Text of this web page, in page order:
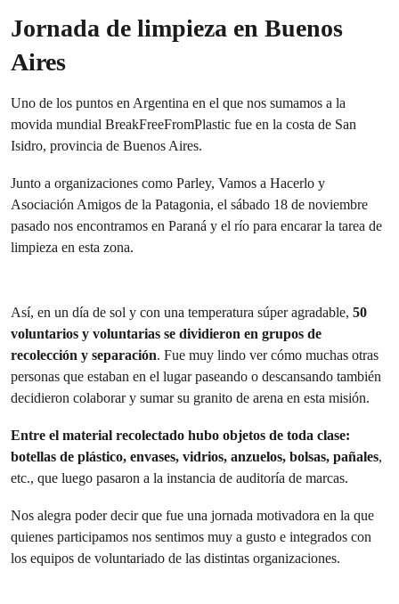
Jornada de limpieza en Buenos
Aires
Uno de los puntos en Argentina en el que nos sumamos a la
movida mundial BreakFreeFromPlastic fue en la costa de San
Isidro, provincia de Buenos Aires.
Junto a organizaciones como Parley, Vamos a Hacerlo y
Asociación Amigos de la Patagonia, el sábado 18 de noviembre
pasado nos encontramos en Paraná y el río para encarar la tarea de
limpieza en esta zona.
Así, en un día de sol y con una temperatura súper agradable, 50
voluntarios y voluntarias se dividieron en grupos de
recolección y separación. Fue muy lindo ver cómo muchas otras
personas que estaban en el lugar paseando o descansando también
decidieron colaborar y sumar su granito de arena en esta misión.
Entre el material recolectado hubo objetos de toda clase:
botellas de plástico, envases, vidrios, anzuelos, bolsas, pañales,
etc., que luego pasaron a la instancia de auditoría de marcas.
Nos alegra poder decir que fue una jornada motivadora en la que
quienes participamos nos sentimos muy a gusto e integrados con
los equipos de voluntariado de las distintas organizaciones.